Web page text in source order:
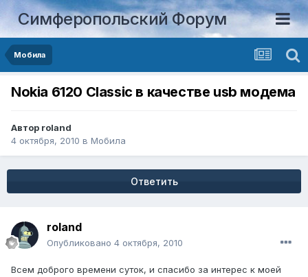
Симферопольский Форум
Мобила
Nokia 6120 Classic в качестве usb модема
Автор roland
4 октября, 2010 в Мобила
Ответить
roland
Опубликовано 4 октября, 2010
Всем доброго времени суток, и спасибо за интерес к моей